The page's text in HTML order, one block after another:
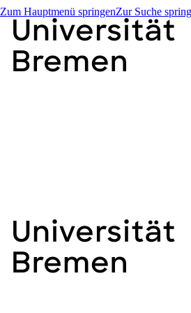
Zum Hauptmenü springenZur Suche